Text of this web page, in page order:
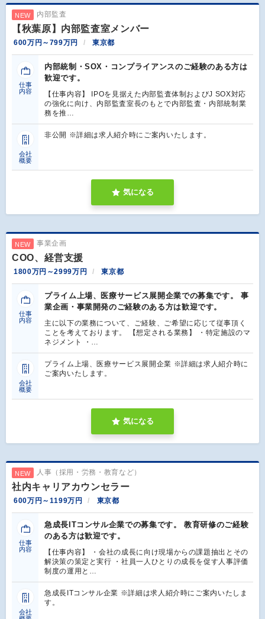
NEW 内部監査
【秋葉原】内部監査室メンバー
600万円～799万円 東京都
仕事
内容
内部統制・SOX・コンプライアンスのご経験のある方は
歓迎です。
【仕事内容】 IPOを見据えた内部監査体制およびJ SOX対応
の強化に向け、内部監査室長のもとで内部監査・内部統制業
務を推…
会社
概要
非公開 ※詳細は求人紹介時にご案内いたします。
気になる
NEW 事業企画
COO、経営支援
1800万円～2999万円 東京都
仕事
内容
プライム上場、医療サービス展開企業での募集です。 事
業企画・事業開発のご経験のある方は歓迎です。
主に以下の業務について、ご経験、ご希望に応じて従事頂く
ことを考えております。 【想定される業務】 ・特定施設のマ
ネジメント ・…
会社
概要
プライム上場、医療サービス展開企業 ※詳細は求人紹介時に
ご案内いたします。
気になる
NEW 人事（採用・労務・教育など）
社内キャリアカウンセラー
600万円～1199万円 東京都
仕事
内容
急成長ITコンサル企業での募集です。 教育研修のご経験
のある方は歓迎です。
【仕事内容】 ・会社の成長に向け現場からの課題抽出とその
解決策の策定と実行 ・社員一人ひとりの成長を促す人事評価
制度の運用と…
会社
急成長ITコンサル企業 ※詳細は求人紹介時にご案内いたしま
す。